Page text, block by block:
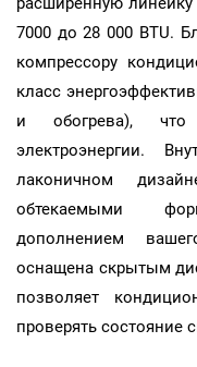
7000 до 28 000 BTU.
компрессору
класс
и обогрева), что
электроэнергии.
лаконичном
обтекаемыми
дополнением
оснащена скрытым
позволяет
проверять состояние